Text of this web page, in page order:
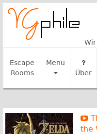
Escape
Rooms
Menü
Über
the